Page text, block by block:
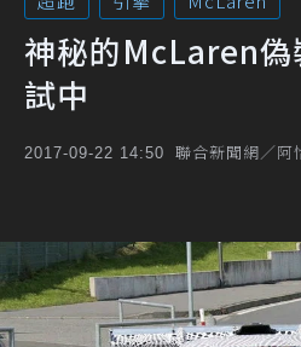
神秘的McLaren偽
試中
2017-09-22 14:50 聯合新聞網／阿